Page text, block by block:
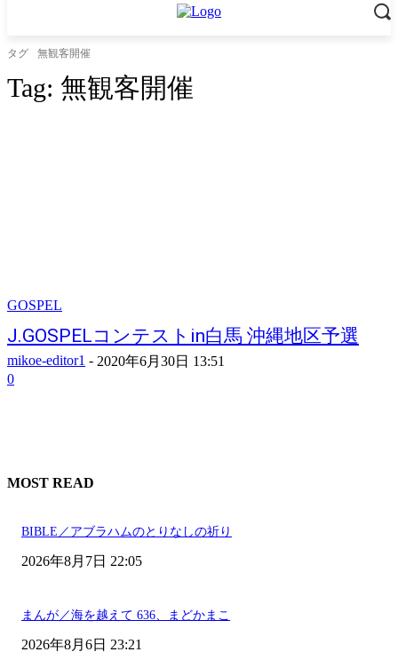
タグ 無観客開催
Tag: 無観客開催
GOSPEL
J.GOSPELコンテストin白馬 沖縄地区予選
mikoe-editor1 - 2020年6月30日 13:51
0
MOST READ
BIBLE／アブラハムのとりなしの祈り
2026年8月7日 22:05
まんが／海を越えて 636、まどかまこ
2026年8月6日 23:21